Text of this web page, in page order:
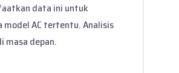
data ini untuk
AC tertentu. Analisis
masa depan.